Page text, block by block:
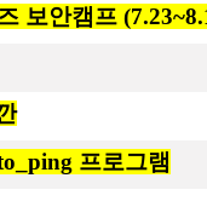
보안캠프
프로그램